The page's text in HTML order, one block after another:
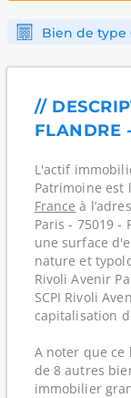
Bien de type
//
FLANDRE
L'actif
Patrimoine est
France à
Paris - 75019 -
une surface
nature et
Rivoli Avenir
SCPI Rivoli
capitalisation
A noter que
de 8 autres
immobilier